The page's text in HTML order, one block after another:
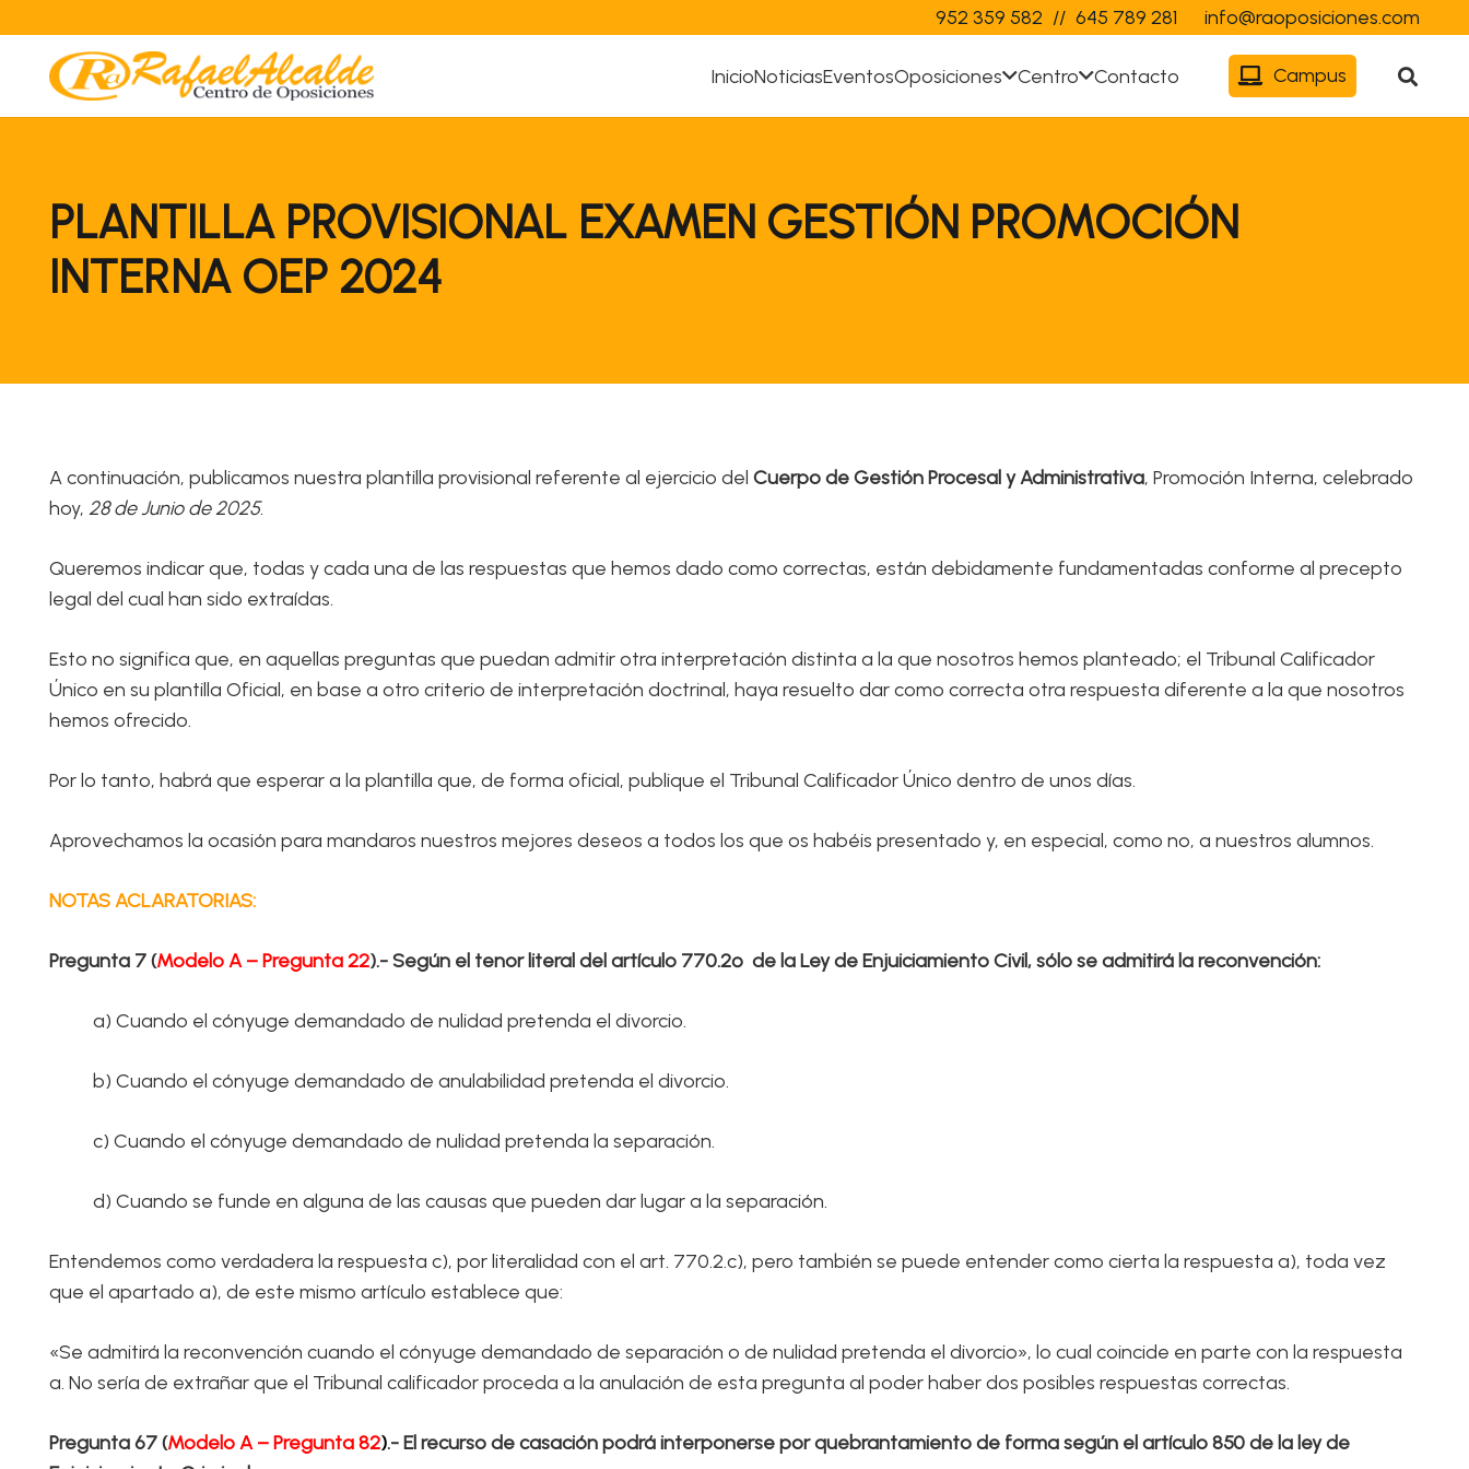
952 359 582 // 645 789 281 info@raoposiciones.com
InicioNoticiasEventosOposiciones Centro Contacto Campus
PLANTILLA PROVISIONAL EXAMEN GESTIÓN PROMOCIÓN
INTERNA OEP 2024
A continuación, publicamos nuestra plantilla provisional referente al ejercicio del Cuerpo de Gestión Procesal y Administrativa, Promoción Interna, celebrado
hoy, 28 de Junio de 2025.
Queremos indicar que, todas y cada una de las respuestas que hemos dado como correctas, están debidamente fundamentadas conforme al precepto
legal del cual han sido extraídas.
Esto no significa que, en aquellas preguntas que puedan admitir otra interpretación distinta a la que nosotros hemos planteado; el Tribunal Calificador
Único en su plantilla Oficial, en base a otro criterio de interpretación doctrinal, haya resuelto dar como correcta otra respuesta diferente a la que nosotros
hemos ofrecido.
Por lo tanto, habrá que esperar a la plantilla que, de forma oficial, publique el Tribunal Calificador Único dentro de unos días.
Aprovechamos la ocasión para mandaros nuestros mejores deseos a todos los que os habéis presentado y, en especial, como no, a nuestros alumnos.
NOTAS ACLARATORIAS:
Pregunta 7 (Modelo A – Pregunta 22).- Según el tenor literal del artículo 770.2º de la Ley de Enjuiciamiento Civil, sólo se admitirá la reconvención:
a) Cuando el cónyuge demandado de nulidad pretenda el divorcio.
b) Cuando el cónyuge demandado de anulabilidad pretenda el divorcio.
c) Cuando el cónyuge demandado de nulidad pretenda la separación.
d) Cuando se funde en alguna de las causas que pueden dar lugar a la separación.
Entendemos como verdadera la respuesta c), por literalidad con el art. 770.2.c), pero también se puede entender como cierta la respuesta a), toda vez
que el apartado a), de este mismo artículo establece que:
«Se admitirá la reconvención cuando el cónyuge demandado de separación o de nulidad pretenda el divorcio», lo cual coincide en parte con la respuesta
a. No sería de extrañar que el Tribunal calificador proceda a la anulación de esta pregunta al poder haber dos posibles respuestas correctas.
Pregunta 67 (Modelo A – Pregunta 82).- El recurso de casación podrá interponerse por quebrantamiento de forma según el artículo 850 de la ley de